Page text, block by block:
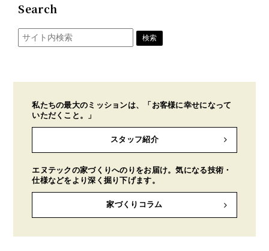
Search
私たちの最大のミッションは、「お客様に幸せになって
いただくこと。」
スタッフ紹介
エヌテックの家づくりへのりをお届け。気になる技術・
仕様などをより深く掘り下げます。
家づくりコラム